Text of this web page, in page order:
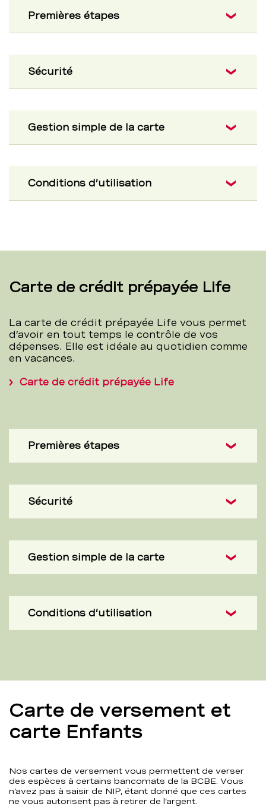
Premières étapes
Sécurité
Gestion simple de la carte
Conditions d’utilisation
Carte de crédit prépayée Life
La carte de crédit prépayée Life vous permet
d’avoir en tout temps le contrôle de vos
dépenses. Elle est idéale au quotidien comme
en vacances.
Carte de crédit prépayée Life
Premières étapes
Sécurité
Gestion simple de la carte
Conditions d’utilisation
Carte de versement et
carte Enfants
Nos cartes de versement vous permettent de verser
des espèces à certains bancomats de la BCBE. Vous
n’avez pas à saisir de NIP, étant donné que ces cartes
ne vous autorisent pas à retirer de l’argent.